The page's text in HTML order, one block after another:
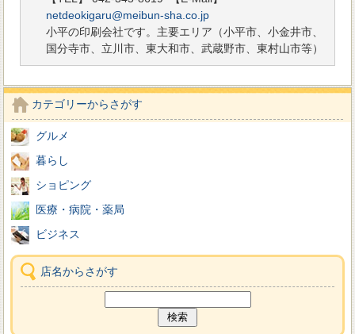
netdeokigaru@meibun-sha.co.jp
小平の印刷会社です。主要エリア（小平市、小金井市、
国分寺市、立川市、東大和市、武蔵野市、東村山市等）
カテゴリーからさがす
グルメ
暮らし
ショピング
医療・病院・薬局
ビジネス
店名からさがす